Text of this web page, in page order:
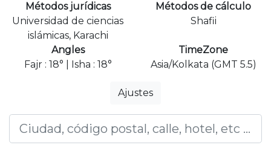
Métodos jurídicas
Universidad de ciencias
islámicas, Karachi
Métodos de cálculo
Shafii
Angles
Fajr : 18° | Isha : 18°
TimeZone
Asia/Kolkata (GMT 5.5)
Ajustes